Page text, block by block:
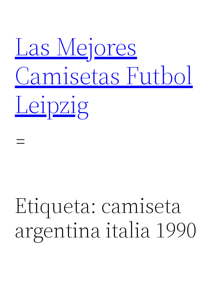
contenido
Las Mejores
Camisetas Futbol
Leipzig
Etiqueta: camiseta
argentina italia 1990